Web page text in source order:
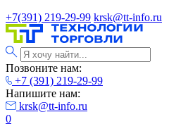
+7(391) 219-29-99 krsk@tt-info.ru
Позвоните нам:
+7 (391) 219-29-99
Напишите нам:
krsk@tt-info.ru
0